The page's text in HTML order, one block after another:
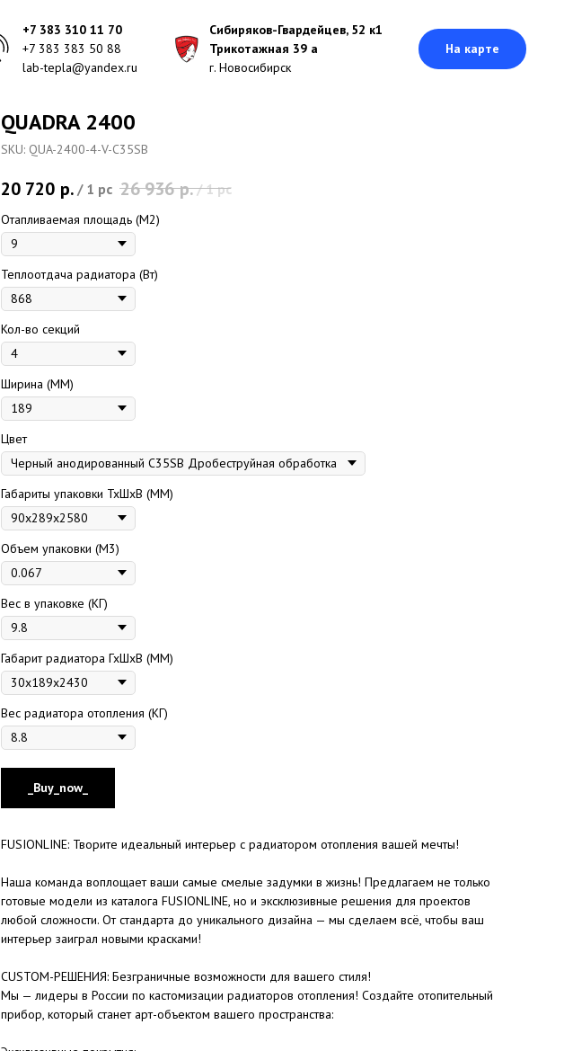
+7 383 310 11 70
+7 383 383 50 88
lab-tepla@yandex.ru
Сибиряков-Гвардейцев, 52 к1
Трикотажная 39 а
г. Новосибирск
На карте
QUADRA 2400
SKU: QUA-2400-4-V-C35SB
20 720 р. / 1 pc 26 936 р./1 pc
Отапливаемая площадь (M2)
Теплоотдача радиатора (Вт)
Кол-во секций
Ширина (ММ)
Цвет
Габариты упаковки ТхШхВ (ММ)
Объем упаковки (М3)
Вес в упаковке (КГ)
Габарит радиатора ГхШхВ (ММ)
Вес радиатора отопления (КГ)
_Buy_now_
FUSIONLINE: Творите идеальный интерьер с радиатором отопления вашей мечты!
Наша команда воплощает ваши самые смелые задумки в жизнь! Предлагаем не только
готовые модели из каталога FUSIONLINE, но и эксклюзивные решения для проектов
любой сложности. От стандарта до уникального дизайна — мы сделаем всё, чтобы ваш
интерьер заиграл новыми красками!
CUSTOM-РЕШЕНИЯ: Безграничные возможности для вашего стиля!
Мы — лидеры в России по кастомизации радиаторов отопления! Создайте отопительный
прибор, который станет арт-объектом вашего пространства: